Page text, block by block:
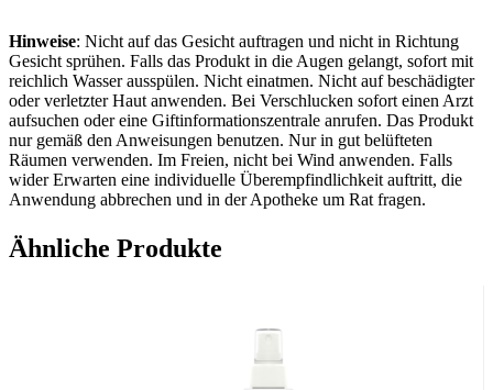
Hinweise: Nicht auf das Gesicht auftragen und nicht in Richtung
Gesicht sprühen. Falls das Produkt in die Augen gelangt, sofort mit
reichlich Wasser ausspülen. Nicht einatmen. Nicht auf beschädigter
oder verletzter Haut anwenden. Bei Verschlucken sofort einen Arzt
aufsuchen oder eine Giftinformationszentrale anrufen. Das Produkt
nur gemäß den Anweisungen benutzen. Nur in gut belüfteten
Räumen verwenden. Im Freien, nicht bei Wind anwenden. Falls
wider Erwarten eine individuelle Überempfindlichkeit auftritt, die
Anwendung abbrechen und in der Apotheke um Rat fragen.
ÄUSSERLICHE ANWENDUNG
​INGREDIENTS*: BUTANE, ALCOHOL DENAT., DIBUTYL
DIETHYLAMINO HYDROXYBENZOYL
Ähnliche Produkte